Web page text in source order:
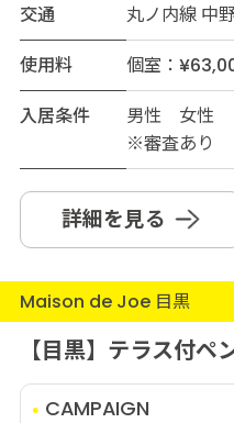
交通
丸ノ内線 中
使用料
個室：
入居条件
男性 女性
※審査あり
詳細を見る
Maison de Joe 目黒
【目黒】テラス付ペ
CAMPAIGN